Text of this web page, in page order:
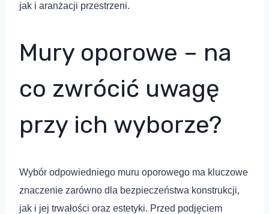
jak i aranżacji przestrzeni.
Mury oporowe – na
co zwrócić uwagę
przy ich wyborze?
Wybór odpowiedniego muru oporowego ma kluczowe
znaczenie zarówno dla bezpieczeństwa konstrukcji,
jak i jej trwałości oraz estetyki. Przed podjęciem